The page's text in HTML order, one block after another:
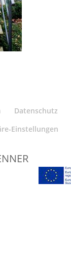
Datenschutz
Einstellungen